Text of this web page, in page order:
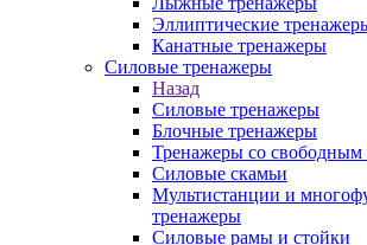
Эллиптические
Канатные тренажеры
Силовые тренажеры
Назад
Силовые тренажеры
Блочные тренажеры
Тренажеры со свободным
Силовые скамьи
Мультистанции и
тренажеры
Силовые рамы и стойки